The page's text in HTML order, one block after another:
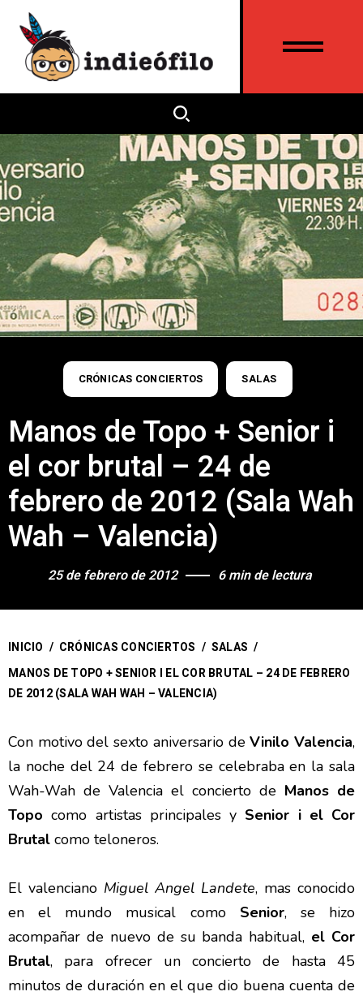
CRÓNICAS CONCIERTOS SALAS
Manos de Topo + Senior i
el cor brutal – 24 de
febrero de 2012 (Sala Wah
Wah – Valencia)
25 de febrero de 2012 6 min de lectura
INICIO / CRÓNICAS CONCIERTOS / SALAS /
MANOS DE TOPO + SENIOR I EL COR BRUTAL – 24 DE FEBRERO
DE 2012 (SALA WAH WAH – VALENCIA)
Con motivo del sexto aniversario deVinilo Valencia,
la noche del 24 de febrero se celebraba en la sala
Wah-Wah de Valencia el concierto de Manos de
Topo como artistas principales y Senior i el Cor
Brutal como teloneros.
El valenciano Miguel Angel Landete, mas conocido
en el mundo musical como Senior, se hizo
acompañar de nuevo de su banda habitual, el Cor
Brutal, para ofrecer un concierto de hasta 45
minutos de duración en el que dio buena cuenta de